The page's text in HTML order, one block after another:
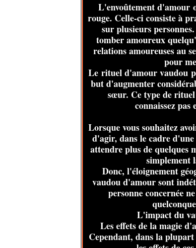
L'envoûtement d'amour
rouge. Celle-ci consiste à
sur plusieurs
tomber amoureux
relations amoureuses au
pour
Le rituel d'amour vaudou
but d'augmenter
sœur. Ce type de
connaissez
Lorsque vous souhaitez
d'agir, dans le cadre
attendre plus de quelques
simplement
Donc, l'éloignement
vaudou d'amour sont
personne concernée
L'impact du
Les effets de la magie
Cependant, dans la